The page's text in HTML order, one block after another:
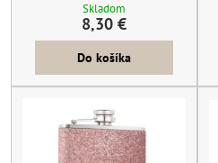
Skladom
8,30 €
Do košíka